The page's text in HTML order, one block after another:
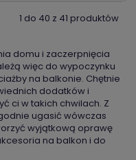
1 do 40 z 41 produktów
domu i zaczerpnięcia
więc do wypoczynku
na balkonie. Chętnie
dodatków i
ci w takich chwilach. Z
ugasić wówczas
wyjątkową oprawę
na balkon i do